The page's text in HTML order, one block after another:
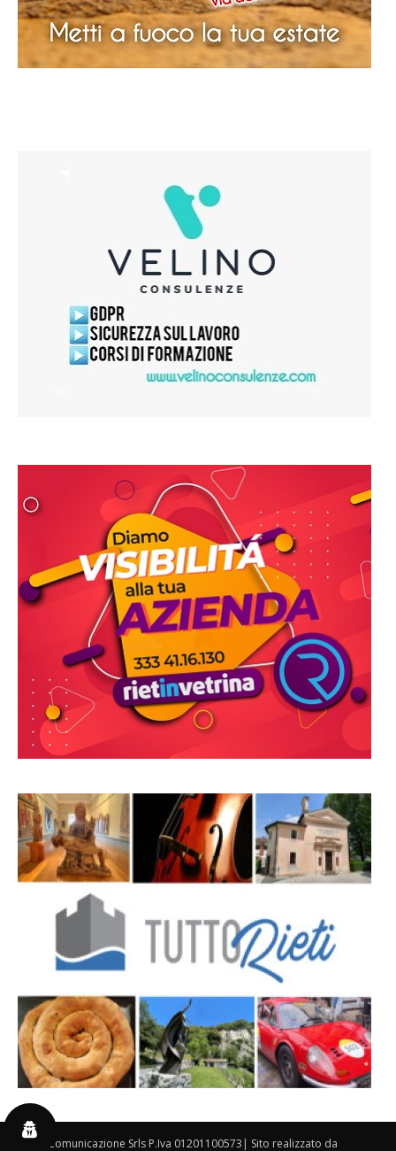
By 3P Comunicazione Srls P.Iva 01201100573| Sito realizzato da